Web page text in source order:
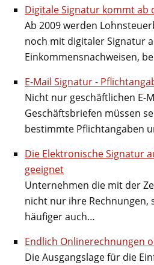
Digitale Signatur kommt ab
Ab 2009 werden
noch mit digitaler Signatur
Einkommensnachweisen,
E-Mail Signatur -
Nicht nur geschäftlichen E-
Geschäftsbriefen müssen
bestimmte Pflichtangaben
Die Elektronische Signatur
geeignet
Unternehmen die mit der
nicht nur ihre Rechnungen,
häufiger auch…
Endlich Onlinerechnungen
Die Ausgangslage für die